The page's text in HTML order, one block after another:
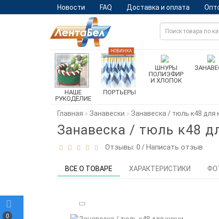
0
Новости FAQ Доставка и оплата
НАШЕ
РУКОДЕЛИЕ
ПОРТЬЕРЫ
НОВИНКА
ШНУРЫ
ПОЛИЭФИР
И ХЛОПОК
Главная Занавески Занавеска / тюль к48 для
Занавеска / тюль к48
Отзывы: 0 /Написать отзыв
ВСЕ О ТОВАРЕ ХАРАКТЕРИСТИКИ